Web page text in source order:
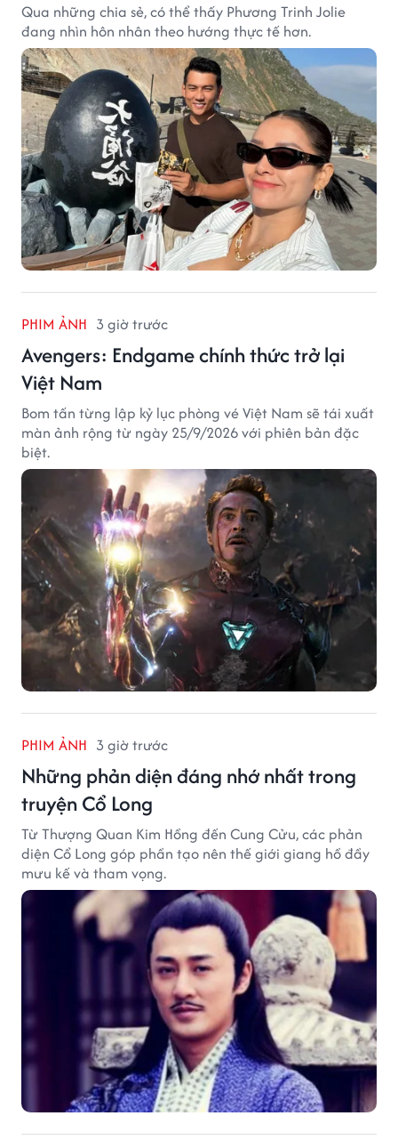
Qua những chia sẻ, có thể thấy Phương Trinh Jolie
đang nhìn hôn nhân theo hướng thực tế hơn.
PHIM ẢNH 3 giờ trước
Avengers: Endgame chính thức trở lại
Việt Nam
Bom tấn từng lập kỷ lục phòng vé Việt Nam sẽ tái xuất
màn ảnh rộng từ ngày 25/9/2026 với phiên bản đặc
biệt.
PHIM ẢNH 3 giờ trước
Những phản diện đáng nhớ nhất trong
truyện Cổ Long
Từ Thượng Quan Kim Hồng đến Cung Cửu, các phản
diện Cổ Long góp phần tạo nên thế giới giang hồ đầy
mưu kế và tham vọng.